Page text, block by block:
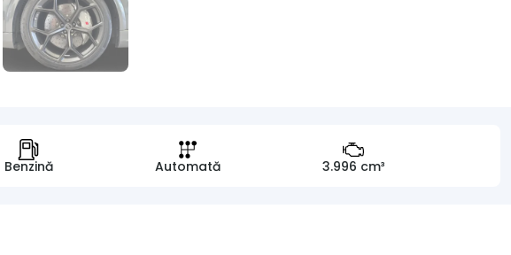
Benzină Automată 3.996 cm³